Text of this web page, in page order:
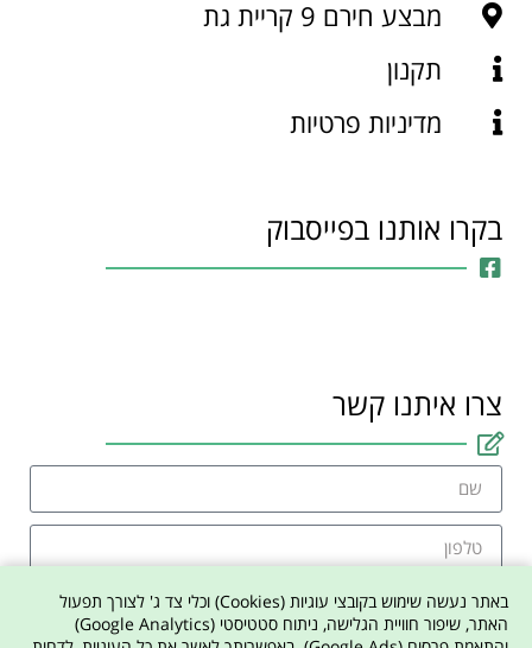
מבצע חירם 9 קריית גת
תקנון
מדיניות פרטיות
בקרו אותנו בפייסבוק
צרו איתנו קשר
באתר נעשה שימוש בקובצי עוגיות (Cookies) וכלי צד ג' לצורך תפעול
האתר, שיפור חוויית הגלישה, ניתוח סטטיסטי (Google Analytics)